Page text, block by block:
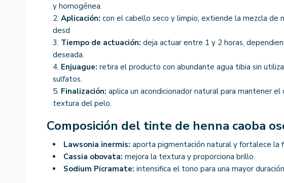
y homogénea.
Aplicación: con el cabello seco y limpio, extiende la mezcla de
desd
Tiempo de actuación: deja actuar entre 1 y 2 horas,
deseada.
Enjuague: retira el producto con abundante agua tibia sin
sulfatos.
Finalización: aplica un acondicionador natural para mantener el
textura del pelo.
Composición del tinte de henna caoba
Lawsonia inermis: aporta pigmentación natural y fortalece la
Cassia obovata: mejora la textura y proporciona brillo.
Sodium Picramate: intensifica el tono para una mayor